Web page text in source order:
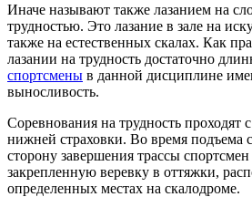
Иначе называют также лазанием на
трудностью. Это лазание в зале на
также на естественных скалах. Как
лазании на трудность достаточно
спортсмены в данной дисциплине
выносливость.
Соревнования на трудность проходят
нижней страховки. Во время подъема
сторону завершения трассы
закрепленную веревку в оттяжки,
определенных местах на скалодроме.